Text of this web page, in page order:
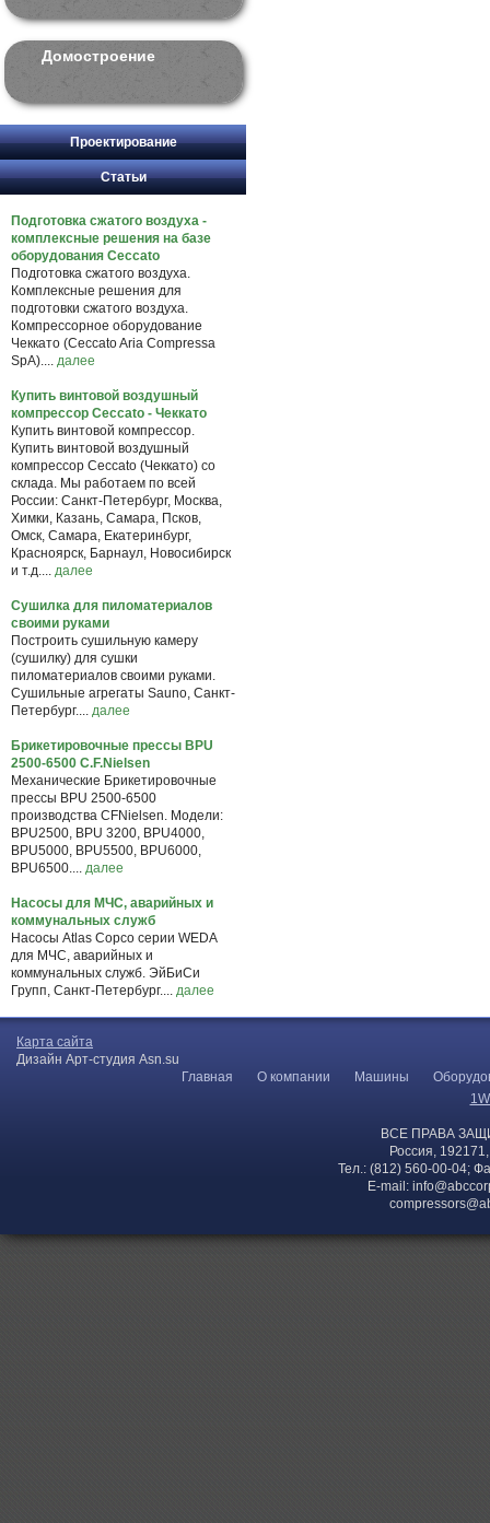
Домостроение
Проектирование
Статьи
Подготовка сжатого воздуха -
комплексные решения на базе
оборудования Ceccato
Подготовка сжатого воздуха.
Комплексные решения для
подготовки сжатого воздуха.
Компрессорное оборудование
Чеккато (Ceccato Aria Compressa
SpA).... далее
Купить винтовой воздушный
компрессор Ceccato - Чеккато
Купить винтовой компрессор.
Купить винтовой воздушный
компрессор Ceccato (Чеккато) со
склада. Мы работаем по всей
России: Санкт-Петербург, Москва,
Химки, Казань, Самара, Псков,
Омск, Самара, Екатеринбург,
Красноярск, Барнаул, Новосибирск
и т.д.... далее
Сушилка для пиломатериалов
своими руками
Построить сушильную камеру
(сушилку) для сушки
пиломатериалов своими руками.
Сушильные агрегаты Sauno, Санкт-
Петербург.... далее
Брикетировочные прессы BPU
2500-6500 C.F.Nielsen
Механические Брикетировочные
прессы BPU 2500-6500
производства CFNielsen. Модели:
BPU2500, BPU 3200, BPU4000,
BPU5000, BPU5500, BPU6000,
BPU6500.... далее
Насосы для МЧС, аварийных и
коммунальных служб
Насосы Atlas Copco серии WEDA
для МЧС, аварийных и
коммунальных служб. ЭйБиСи
Групп, Санкт-Петербург.... далее
Карта сайта
Дизайн Арт-студия Asn.su
Главная
О компании Машины
ВСЕ ПРАВА
Россия,
Тел.: (812) 560-00-04;
E-mail: